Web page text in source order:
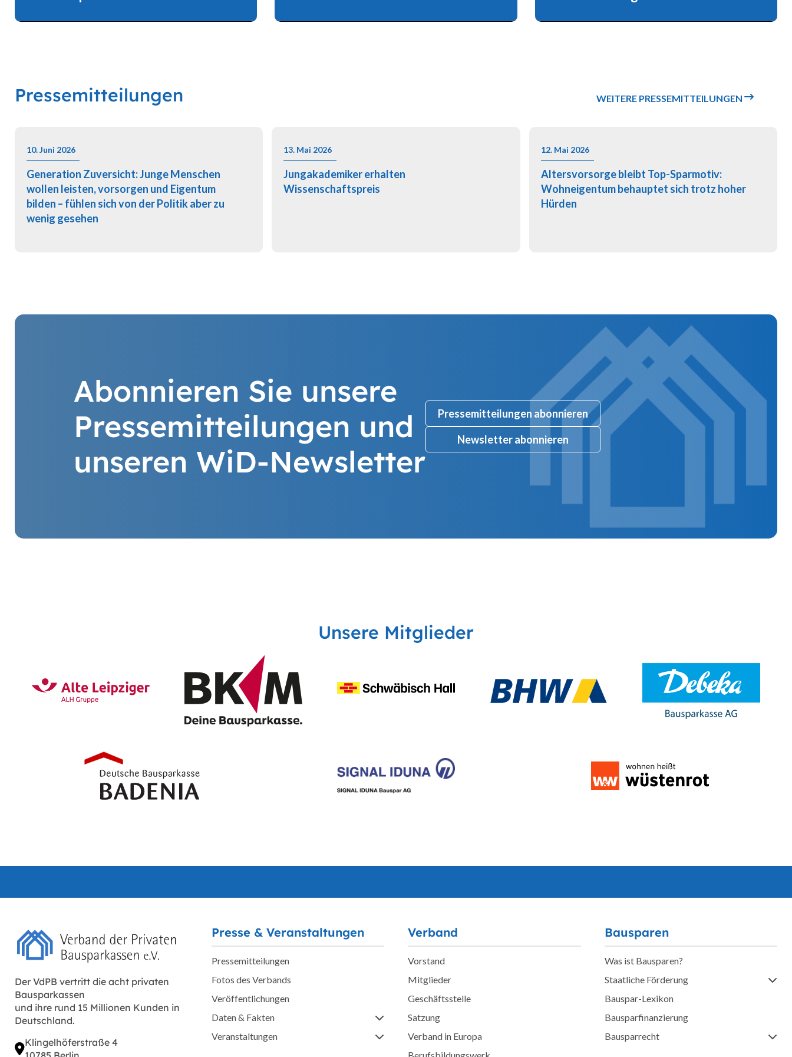
Pressemitteilungen WEITERE PRESSEMITTEILUNGEN
10. Juni 2026
Generation Zuversicht: Junge Menschen
wollen leisten, vorsorgen und Eigentum
bilden – fühlen sich von der Politik aber zu
wenig gesehen
13. Mai 2026
Jungakademiker erhalten
Wissenschaftspreis
12. Mai 2026
Altersvorsorge bleibt Top-Sparmotiv:
Wohneigentum behauptet sich trotz hoher
Hürden
Abonnieren Sie unsere
Pressemitteilungen und
unseren WiD-Newsletter
Pressemitteilungen abonnieren
Newsletter abonnieren
Unsere Mitglieder
Der VdPB vertritt die acht privaten
Bausparkassen
und ihre rund 15 Millionen Kunden in
Deutschland.
Klingelhöferstraße 4
Presse & Veranstaltungen
Pressemitteilungen
Fotos des Verbands
Veröffentlichungen
Daten & Fakten
Veranstaltungen
Verband
Vorstand
Mitglieder
Geschäftsstelle
Satzung
Verband in Europa
Bausparen
Was ist Bausparen?
Staatliche Förderung
Bauspar-Lexikon
Bausparfinanzierung
Bausparrecht